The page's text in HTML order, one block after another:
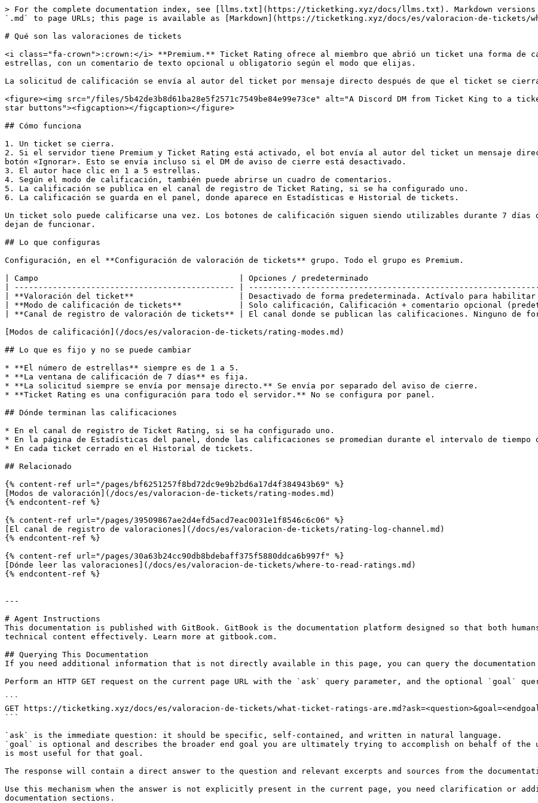
> For the complete documentation index, see [llms.txt](https://ticketking.xyz/docs/llms.txt). Markdown versions
`.md` to page URLs; this page is available as [Markdown](https://ticketking.xyz/docs/es/valoracion-de-tickets/
# Qué son las valoraciones de tickets
<i class="fa-crown">:crown:</i> **Premium.** Ticket Rating ofrece al miembro que abrió un ticket una forma
estrellas, con un comentario de texto opcional u obligatorio según el modo que elijas.
La solicitud de calificación se envía al autor del ticket por mensaje directo después de que el ticket se
<figure><img src="/files/5b42de3b8d61ba28e5f2571c7549be84e99e73ce" alt="A Discord DM from Ticket King to a
star buttons"><figcaption></figcaption></figure>
## Cómo funciona
1. Un ticket se cierra.
2. Si el servidor tiene Premium y Ticket Rating está activado, el bot envía al autor del ticket un mensaje
botón «Ignorar». Esto se envía incluso si el DM de aviso de cierre está desactivado.
3. El autor hace clic en 1 a 5 estrellas.
4. Según el modo de calificación, también puede abrirse un cuadro de comentarios.
5. La calificación se publica en el canal de registro de Ticket Rating, si se ha configurado uno.
6. La calificación se guarda en el panel, donde aparece en Estadísticas e Historial de tickets.
Un ticket solo puede calificarse una vez. Los botones de calificación siguen siendo utilizables durante 7 días
dejan de funcionar.
## Lo que configuras
Configuración, en el **Configuración de valoración de tickets** grupo. Todo el grupo es Premium.
| Campo                                          | Opciones / predeterminado
| ---------------------------------------------- |
| **Valoración del ticket**                      | Desactivado de forma predeterminada. Actívalo para
| **Modo de calificación de tickets**            | Solo calificación, Calificación + comentario opcional
| **Canal de registro de valoración de tickets** | El canal donde se publican las calificaciones.
[Modos de calificación](/docs/es/valoracion-de-tickets/rating-modes.md)
## Lo que es fijo y no se puede cambiar
* **El número de estrellas** siempre es de 1 a 5.
* **La ventana de calificación de 7 días** es fija.
* **La solicitud siempre se envía por mensaje directo.** Se envía por separado del aviso de cierre.
* **Ticket Rating es una configuración para todo el servidor.** No se configura por panel.
## Dónde terminan las calificaciones
* En el canal de registro de Ticket Rating, si se ha configurado uno.
* En la página de Estadísticas del panel, donde las calificaciones se promedian durante el intervalo de tiempo
* En cada ticket cerrado en el Historial de tickets.
## Relacionado
{% content-ref url="/pages/bf6251257f8bd72dc9e9b2bd6a17d4f384943b69" %}
[Modos de valoración](/docs/es/valoracion-de-tickets/rating-modes.md)
{% endcontent-ref %}
{% content-ref url="/pages/39509867ae2d4efd5acd7eac0031e1f8546c6c06" %}
[El canal de registro de valoraciones](/docs/es/valoracion-de-tickets/rating-log-channel.md)
{% endcontent-ref %}
{% content-ref url="/pages/30a63b24cc90db8bdebaff375f5880ddca6b997f" %}
[Dónde leer las valoraciones](/docs/es/valoracion-de-tickets/where-to-read-ratings.md)
{% endcontent-ref %}
---
# Agent Instructions
This documentation is published with GitBook. GitBook is the documentation platform designed so that both
technical content effectively. Learn more at gitbook.com.
## Querying This Documentation
If you need additional information that is not directly available in this page, you can query the documentation
Perform an HTTP GET request on the current page URL with the `ask` query parameter, and the optional `goal`
```
GET https://ticketking.xyz/docs/es/valoracion-de-tickets/what-ticket-ratings-
```
`ask` is the immediate question: it should be specific, self-contained, and written in natural language.
`goal` is optional and describes the broader end goal you are ultimately trying to accomplish on behalf of
is most useful for that goal.
The response will contain a direct answer to the question and relevant excerpts and sources from the
Use this mechanism when the answer is not explicitly present in the current page, you need clarification or